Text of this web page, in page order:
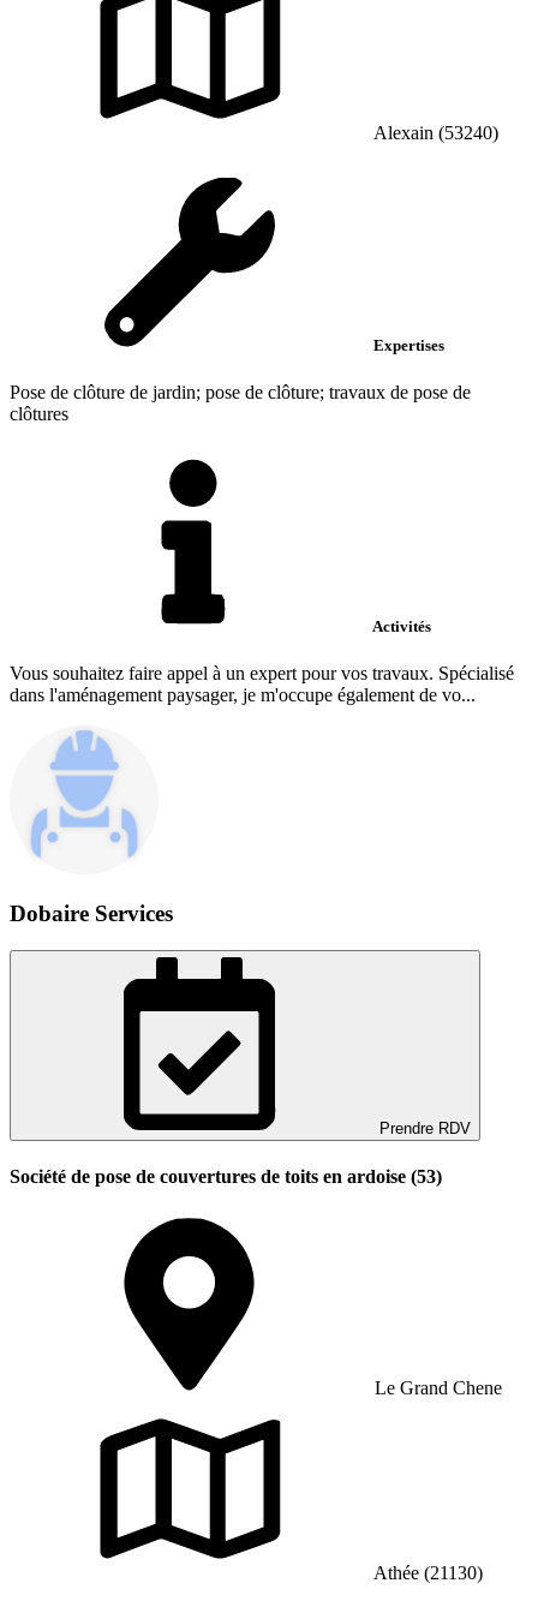
Alexain (53240)
Expertises
Pose de clôture de jardin; pose de clôture; travaux de pose de
clôtures
Activités
Vous souhaitez faire appel à un expert pour vos travaux. Spécialisé
dans l'aménagement paysager, je m'occupe également de vo...
Dobaire Services
Prendre RDV
Société de pose de couvertures de toits en ardoise (53)
Le Grand Chene
Athée (21130)